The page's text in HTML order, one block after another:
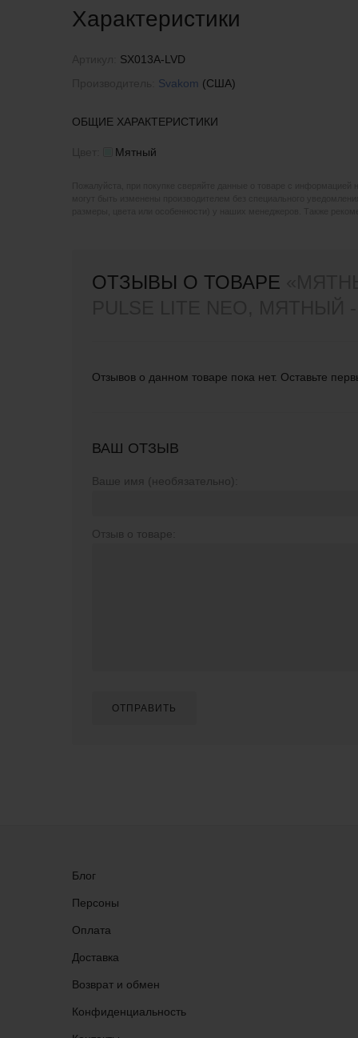
Характеристики
SX013A-LVD
Svakom (США)
ОБЩИЕ ХАРАКТЕРИСТИКИ
Мятный
ОТЗЫВЫ О ТОВАРЕ
Отзывов о данном товаре пока нет. Оставьте
ВАШ ОТЗЫВ
Ваше имя (необязательно):
Отзыв о товаре:
ОТПРАВИТЬ
Блог
Персоны
Оплата
Доставка
Возврат и обмен
КонфиденциальностьГруппа ВКонтакте